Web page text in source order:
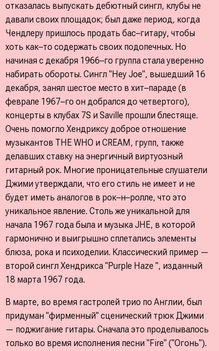
отказалась выпускать дебютный сингл, клубы не
давали своих площадок; был даже период, когда
Чендлеру пришлось продать бас–гитару, чтобы
хоть как–то содержать своих подопечных. Но
начиная с декабря 1966–го группа стала уверенно
набирать обороты. Сингл "Hey Joe", вышедший 16
декабря, занял шестое место в хит–параде (в
феврале 1967–го он добрался до четвертого),
концерты в клубах 7S и Saville прошли блестяще.
Очень помогло Хендриксу доброе отношение
музыкантов THE WHO и CREAM, групп, также
делавших ставку на энергичный виртуозный
гитарный рок. Многие проницательные слушатели
Джими утверждали, что его стиль не имеет и не
будет иметь аналогов в рок–н–ролле, что это
уникальное явление. Столь же уникальной для
начала 1967 года была и музыка JНЕ, в которой
гармонично и выигрышно сплетались элементы
блюза, рока и психоделии. Классический пример —
второй сингл Хендрикса "Purple Haze ", изданный
18 марта 1967 года.
В марте, во время гастролей трио по Англии, был
придуман "фирменный" сценический трюк Джими
— поджигание гитары. Сначала это проделывалось
только во время исполнения песни "Fire" ("Огонь").